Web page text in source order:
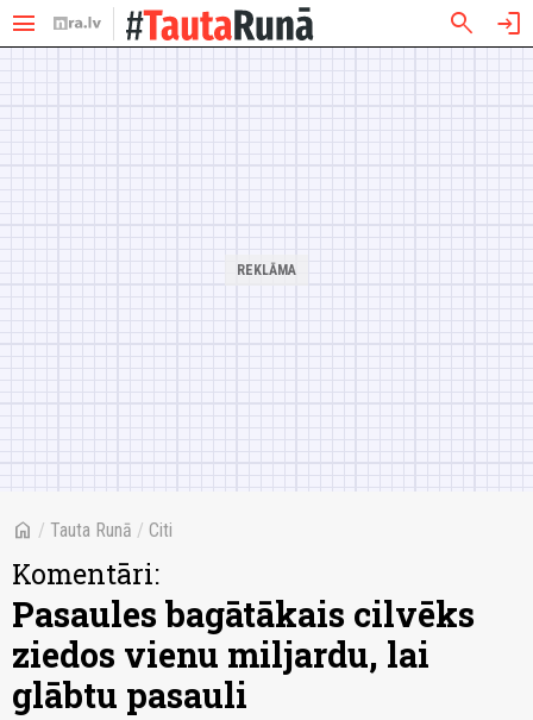
menu search login
home / Tauta Runā / Citi
Komentāri:
Pasaules bagātākais cilvēks
ziedos vienu miljardu, lai
glābtu pasauli